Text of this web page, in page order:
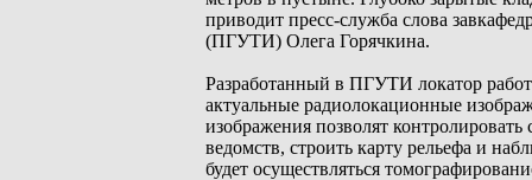
приводит пресс-служба слова
(ПГУТИ) Олега Горячкина.
Разработанный в ПГУТИ локатор
актуальные радиолокационные
изображения позволят
ведомств, строить карту рельефа и
будет осуществляться